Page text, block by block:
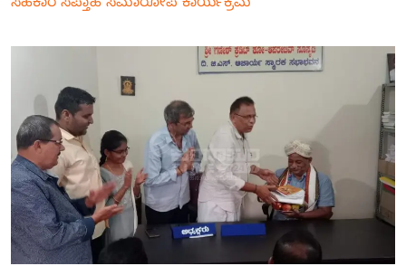
ಸಹಕಾರ ಸಪ್ತಾಹ ಸಮಾರೋಪ ಕಾರ್ಯಕ್ರಮ